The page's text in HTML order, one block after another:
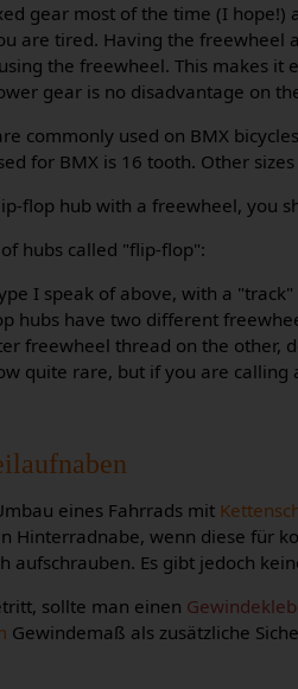
gear most of the time (I
are tired. Having the freewheel
the freewheel. This makes it
gear is no disadvantage on
commonly used on BMX
for BMX is 16 tooth. Other
flop hub with a freewheel, you
hubs called "flip-flop":
I speak of above, with a
hubs have two different
freewheel thread on the other,
quite rare, but if you are
eines Fahrrads mit
Hinterradnabe, wenn diese für
aufschrauben. Es gibt jedoch
sollte man einen
Gewindemaß als zusätzliche